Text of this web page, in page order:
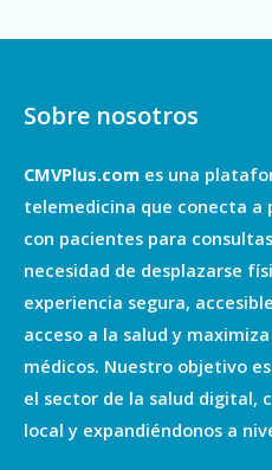
Sobre nosotros
CMVPlus.com es una
telemedicina que conecta a
con pacientes para
necesidad de desplazarse
experiencia segura,
acceso a la salud y
médicos. Nuestro objetivo
el sector de la salud digital,
local y expandiéndonos a